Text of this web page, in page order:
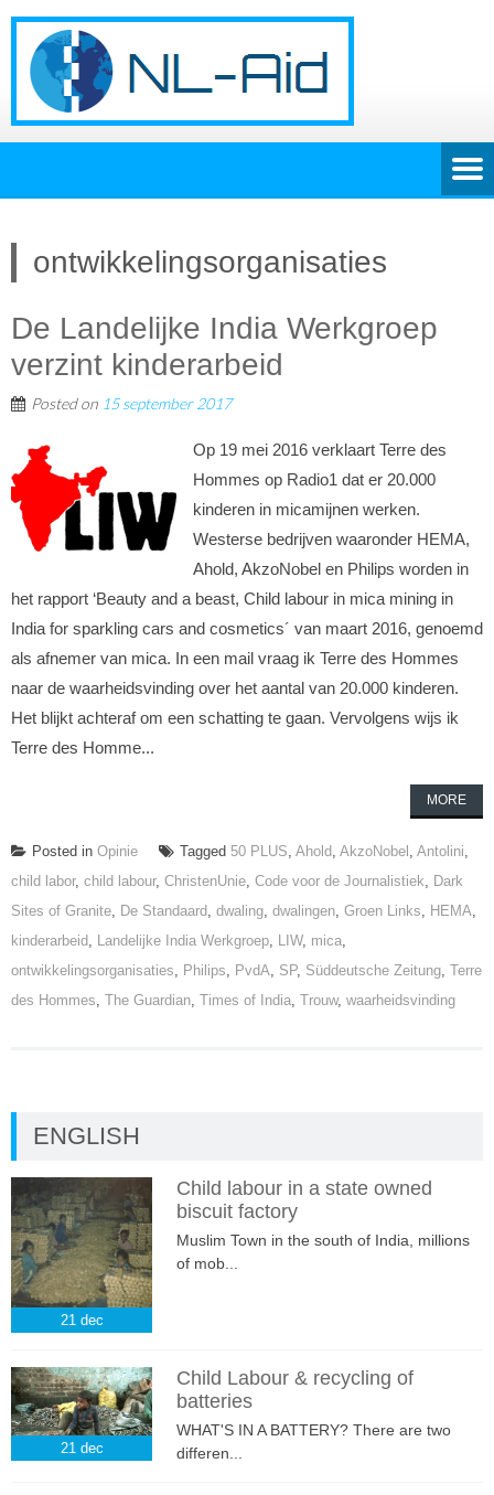
ontwikkelingsorganisaties
De Landelijke India Werkgroep
verzint kinderarbeid
Posted on 15 september 2017
Op 19 mei 2016 verklaart Terre des
Hommes op Radio1 dat er 20.000
kinderen in micamijnen werken.
Westerse bedrijven waaronder HEMA,
Ahold, AkzoNobel en Philips worden in
het rapport ‘Beauty and a beast, Child labour in mica mining in
India for sparkling cars and cosmetics´ van maart 2016, genoemd
als afnemer van mica. In een mail vraag ik Terre des Hommes
naar de waarheidsvinding over het aantal van 20.000 kinderen.
Het blijkt achteraf om een schatting te gaan. Vervolgens wijs ik
Terre des Homme...
MORE
Posted in Opinie Tagged 50 PLUS, Ahold, AkzoNobel , Antolini,
child labor, child labour, ChristenUnie, Code voor de Journalistiek, Dark
Sites of Granite, De Standaard, dwaling, dwalingen, Groen Links, HEMA,
kinderarbeid, Landelijke India Werkgroep, LIW, mica,
ontwikkelingsorganisaties, Philips, PvdA, SP, Süddeutsche Zeitung, Terre
des Hommes, The Guardian, Times of India, Trouw, waarheidsvinding
ENGLISH
21 dec
Child labour in a state owned
biscuit factory
Muslim Town in the south of India, millions
of mob...
21 dec
Child Labour & recycling of
batteries
WHAT'S IN A BATTERY? There are two
differen...